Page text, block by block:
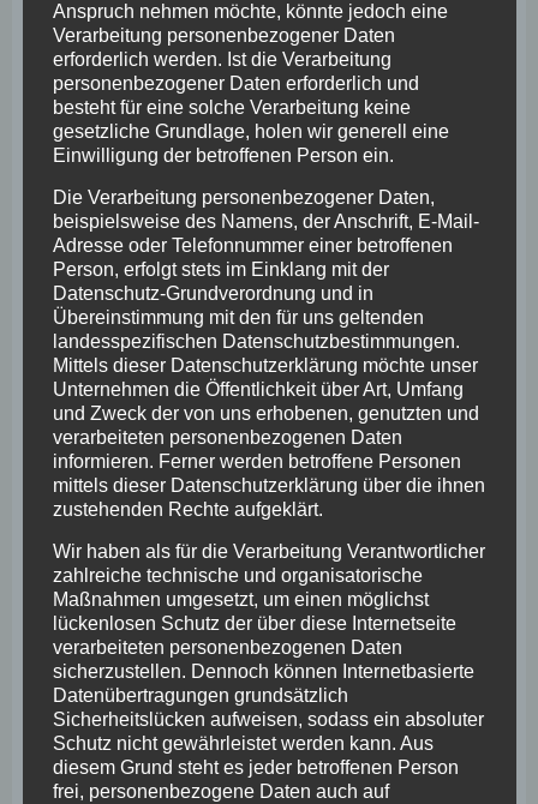
Vennepoth 28
46047 Oberhausen
Deutschland
01781983084
E-Mail:mail@yvonnebeck.de
<h4>Cookies / SessionStorage / LocalStorage</h4>
Die Internetseiten verwenden teilweise so genannte
Cookies, LocalStorage und SessionStorage. Dies dient
dazu, unser Angebot nutzerfreundlicher, effektiver und
sicherer zu machen. Local Storage und SessionStorage
ist eine Technologie, mit welcher ihr Browser Daten auf
Ihrem Computer oder mobilen Gerät abspeichert.
Cookies sind Textdateien, welche über einen
und gespeichert werden. Sie können die Verwendung
von Cookies, LocalStorage und SessionStorage durch
entsprechende Einstellung in Ihrem Browser
verhindern.
Zahlreiche Internetseiten und Server verwenden
Cookies. Viele Cookies enthalten eine sogenannte
Cookie-ID. Eine Cookie-ID ist eine eindeutige Kennung
des Cookies. Sie besteht aus einer Zeichenfolge, durch
Anspruch nehmen möchte, könnte jedoch eine
Verarbeitung personenbezogener Daten
erforderlich werden. Ist die Verarbeitung
personenbezogener Daten erforderlich und
besteht für eine solche Verarbeitung keine
gesetzliche Grundlage, holen wir generell eine
Einwilligung der betroffenen Person ein.
Die Verarbeitung personenbezogener Daten,
beispielsweise des Namens, der Anschrift, E-Mail-
Adresse oder Telefonnummer einer betroffenen
Person, erfolgt stets im Einklang mit der
Datenschutz-Grundverordnung und in
Übereinstimmung mit den für uns geltenden
landesspezifischen Datenschutzbestimmungen.
Mittels dieser Datenschutzerklärung möchte unser
Unternehmen die Öffentlichkeit über Art, Umfang
und Zweck der von uns erhobenen, genutzten und
verarbeiteten personenbezogenen Daten
informieren. Ferner werden betroffene Personen
mittels dieser Datenschutzerklärung über die ihnen
zustehenden Rechte aufgeklärt.
Wir haben als für die Verarbeitung Verantwortlicher
zahlreiche technische und organisatorische
Maßnahmen umgesetzt, um einen möglichst
lückenlosen Schutz der über diese Internetseite
verarbeiteten personenbezogenen Daten
sicherzustellen. Dennoch können Internetbasierte
Datenübertragungen grundsätzlich
Sicherheitslücken aufweisen, sodass ein absoluter
Schutz nicht gewährleistet werden kann. Aus
diesem Grund steht es jeder betroffenen Person
frei, personenbezogene Daten auch auf